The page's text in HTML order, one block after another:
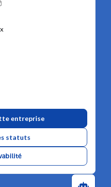
entreprise
statuts